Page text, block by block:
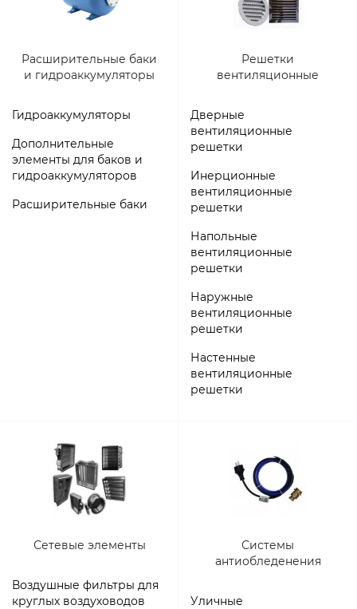
Расширительные баки
и гидроаккумуляторы
Гидроаккумуляторы
Дополнительные
элементы для баков и
гидроаккумуляторов
Расширительные баки
Решетки
вентиляционные
Дверные
вентиляционные
решетки
Инерционные
вентиляционные
решетки
Напольные
вентиляционные
решетки
Наружные
вентиляционные
решетки
Настенные
вентиляционные
решетки
Сетевые элементы
Воздушные фильтры для
круглых воздуховодов
Системы
антиобледенения
Уличные